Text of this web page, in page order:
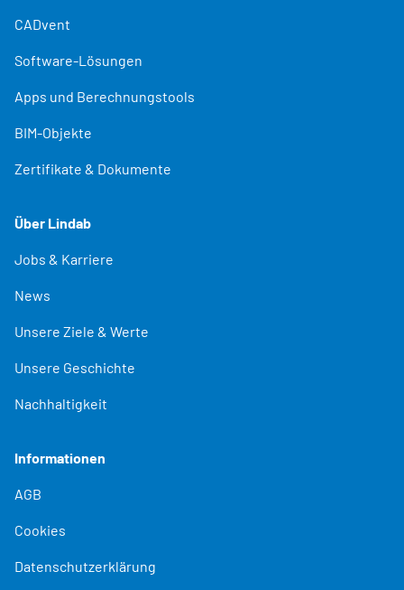
CADvent
Software-Lösungen
Apps und Berechnungstools
BIM-Objekte
Zertifikate & Dokumente
Über Lindab
Jobs & Karriere
News
Unsere Ziele & Werte
Unsere Geschichte
Nachhaltigkeit
Informationen
AGB
Cookies
Datenschutzerklärung